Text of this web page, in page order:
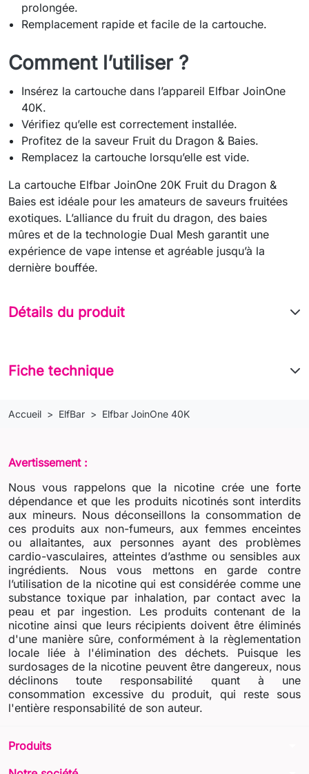
prolongée.
Remplacement rapide et facile de la cartouche.
Comment l’utiliser ?
Insérez la cartouche dans l’appareil Elfbar JoinOne
40K.
Vérifiez qu’elle est correctement installée.
Profitez de la saveur Fruit du Dragon & Baies.
Remplacez la cartouche lorsqu’elle est vide.
La cartouche Elfbar JoinOne 20K Fruit du Dragon &
Baies est idéale pour les amateurs de saveurs fruitées
exotiques. L’alliance du fruit du dragon, des baies
mûres et de la technologie Dual Mesh garantit une
expérience de vape intense et agréable jusqu’à la
dernière bouffée.
Détails du produit
Fiche technique
Accueil ElfBar Elfbar JoinOne 40K
Avertissement :
Nous vous rappelons que la nicotine crée une forte
dépendance et que les produits nicotinés sont interdits
aux mineurs. Nous déconseillons la consommation de
ces produits aux non-fumeurs, aux femmes enceintes
ou allaitantes, aux personnes ayant des problèmes
cardio-vasculaires, atteintes d’asthme ou sensibles aux
ingrédients. Nous vous mettons en garde contre
l’utilisation de la nicotine qui est considérée comme une
substance toxique par inhalation, par contact avec la
peau et par ingestion. Les produits contenant de la
nicotine ainsi que leurs récipients doivent être éliminés
d'une manière sûre, conformément à la règlementation
locale liée à l'élimination des déchets. Puisque les
surdosages de la nicotine peuvent être dangereux, nous
déclinons toute responsabilité quant à une
consommation excessive du produit, qui reste sous
l'entière responsabilité de son auteur.
Produits